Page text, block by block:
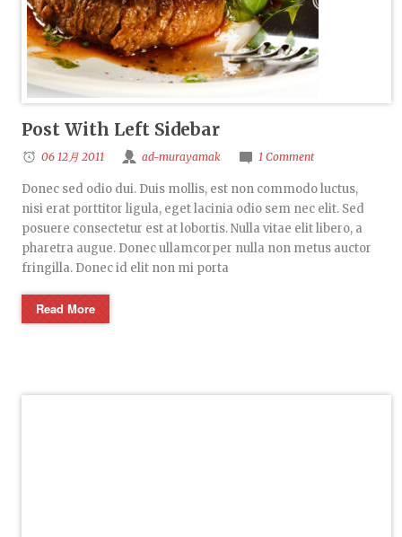
Post With Left Sidebar
06 12月 2011 ad-murayamak 1 Comment
Donec sed odio dui. Duis mollis, est non commodo luctus,
nisi erat porttitor ligula, eget lacinia odio sem nec elit. Sed
posuere consectetur est at lobortis. Nulla vitae elit libero, a
pharetra augue. Donec ullamcorper nulla non metus auctor
fringilla. Donec id elit non mi porta
Read More